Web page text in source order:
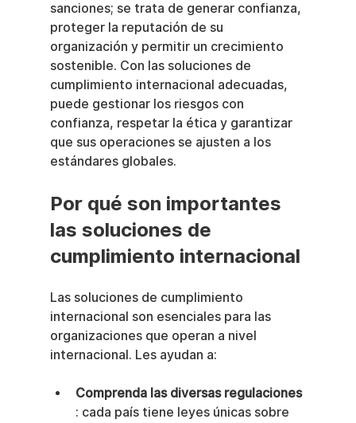
sanciones; se trata de generar confianza,
proteger la reputación de su
organización y permitir un crecimiento
sostenible. Con las soluciones de
cumplimiento internacional adecuadas,
puede gestionar los riesgos con
confianza, respetar la ética y garantizar
que sus operaciones se ajusten a los
estándares globales.
Por qué son importantes
las soluciones de
cumplimiento internacional
Las soluciones de cumplimiento
internacional son esenciales para las
organizaciones que operan a nivel
internacional. Les ayudan a:
Comprenda las diversas regulaciones
: cada país tiene leyes únicas sobre